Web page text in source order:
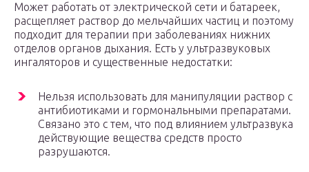
Может работать от электрической сети и батареек,
расщепляет раствор до мельчайших частиц и поэтому
подходит для терапии при заболеваниях нижних
отделов органов дыхания. Есть у ультразвуковых
ингаляторов и существенные недостатки:
Нельзя использовать для манипуляции раствор с
антибиотиками и гормональными препаратами.
Связано это с тем, что под влиянием ультразвука
действующие вещества средств просто
разрушаются.